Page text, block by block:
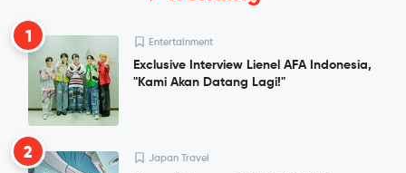
1 Entertainment
Exclusive Interview Lienel AFA Indonesia,
"Kami Akan Datang Lagi!"
2 Japan Travel